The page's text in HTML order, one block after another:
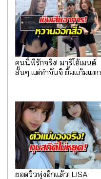
คนนี้พี่รักจริง! มาริโอ้เมนต์
สั้นๆ แต่ทำจันจิ ยิ้มแก้มแตก
ยอดวิวพุ่งอีกแล้ว! LISA